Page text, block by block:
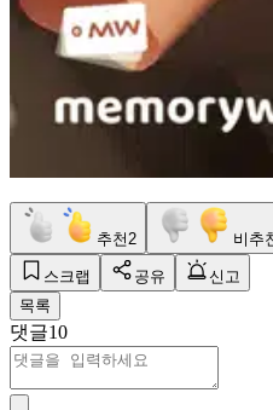
추천 2 비추
스크랩 공유
신고
목록
댓글10